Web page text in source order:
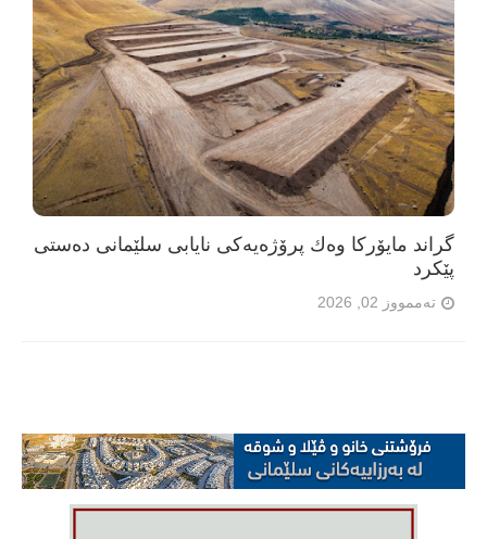
گراند مایۆرکا وەك پرۆژەیەکی نایابی سلێمانی دەستی
پێکرد
تەممووز 02, 2026